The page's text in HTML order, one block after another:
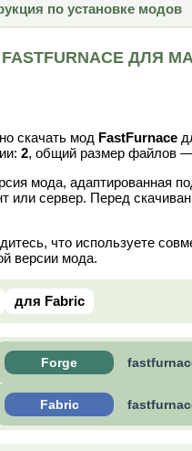
по установке модов
ДЛЯ
скачать мод FastFurnace
2, общий размер файлов
мода, адаптированная
или сервер. Перед
что используете
версии мода.
для Fabric
Forge
Fabric